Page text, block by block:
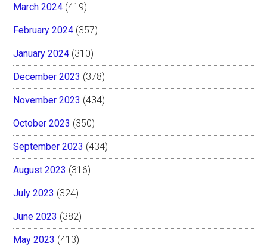
March 2024 (419)
February 2024 (357)
January 2024 (310)
December 2023 (378)
November 2023 (434)
October 2023 (350)
September 2023 (434)
August 2023 (316)
July 2023 (324)
June 2023 (382)
May 2023 (413)